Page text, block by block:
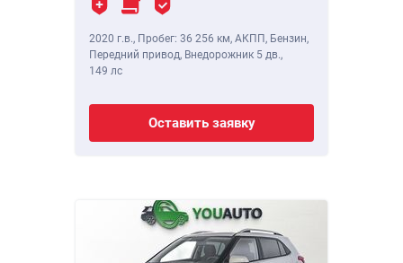
2020 г.в., Пробег: 36 256 км, АКПП, Бензин,
Передний привод, Внедорожник 5 дв.,
149 лс
Оставить заявку